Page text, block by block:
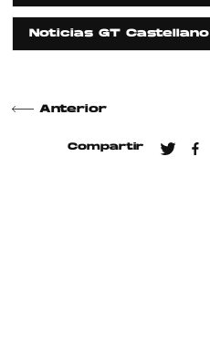
Noticias GT Castellano
Anterior
Compartir